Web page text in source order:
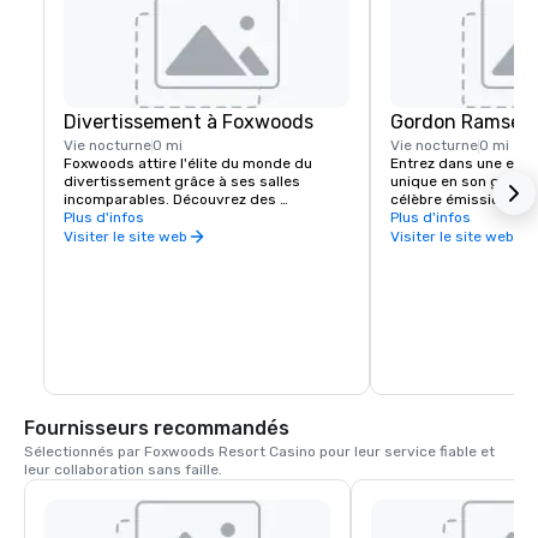
Divertissement à Foxwoods
Vie nocturne0 mi
Foxwoods attire l'élite du monde du
divertissement grâce à ses salles
incomparables. Découvrez des
musiciens, des comédiens et des
athlètes de haut niveau au Great Cedar
Plus d'infos
Visiter le site web
Gordon
Vie nocturne0 mi
Entrez dans une
unique en son
célèbre émission
Hell's Kitchen at
l'énergie
Plus d'infos
Visiter le site web
Fournisseurs recommandés
Sélectionnés par Foxwoods Resort Casino pour leur service fiable et
leur collaboration sans faille.